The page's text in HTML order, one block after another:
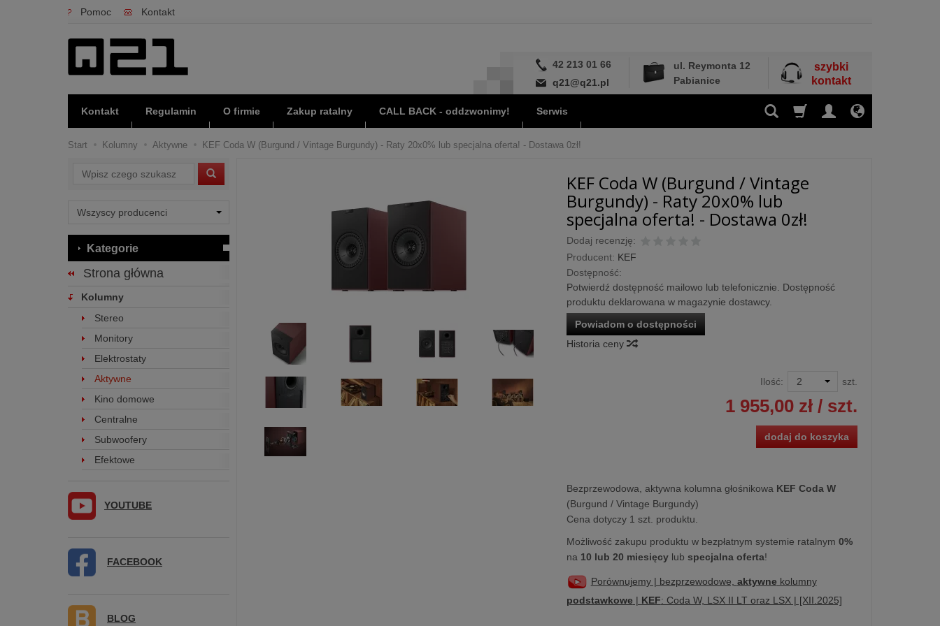
Pomoc Kontakt
42 213 01 66
q21@q21.pl
ul. Reymonta 12
Pabianice
szybki
kontakt
Kontakt Regulamin O firmie Zakup ratalny CALL BACK - oddzwonimy! Serwis
Start Kolumny Aktywne KEF Coda W (Burgund / Vintage Burgundy) - Raty 20x0% lub specjalna oferta! - Dostawa 0zł!
KEF Coda W (Burgund / Vintage
Burgundy) - Raty 20x0% lub
specjalna oferta! - Dostawa 0zł!
Dodaj recenzję:
Producent: KEF
Dostępność:
Potwierdź dostępność mailowo lub telefonicznie. Dostępność
produktu deklarowana w magazynie dostawcy.
Powiadom o dostępności
Historia ceny
Ilość: szt.
1 955,00 zł/ szt.
dodaj do koszyka
Bezprzewodowa, aktywna kolumna głośnikowa KEF Coda W
(Burgund / Vintage Burgundy)
Cena dotyczy 1 szt. produktu.
Możliwość zakupu produktu w bezpłatnym systemie ratalnym 0%
na 10 lub 20 miesięcylub specjalna oferta!
Porównujemy | bezprzewodowe, aktywne kolumny
podstawkowe | KEF: Coda W, LSX II LT oraz LSX | [XII.2025]
Wyszukaj
Kategorie
Strona główna
Kolumny
Stereo
Monitory
Elektrostaty
Aktywne
Kino domowe
Centralne
Subwoofery
Efektowe
YOUTUBE
FACEBOOK
BLOG